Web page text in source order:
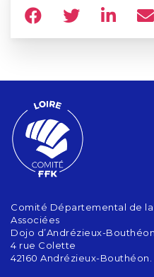
Comité Départemental de
Associées
Dojo d’Andrézieux-Bouthéon
4 rue Colette
42160 Andrézieux-Bouthéon.